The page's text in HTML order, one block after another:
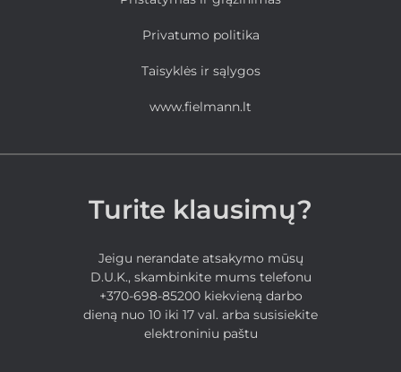
Privatumo politika
Taisyklės ir sąlygos
www.fielmann.lt
Turite klausimų?
Jeigu nerandate atsakymo mūsų
D.U.K., skambinkite mums telefonu
+370-698-85200 kiekvieną darbo
dieną nuo 10 iki 17 val. arba susisiekite
elektroniniu paštu